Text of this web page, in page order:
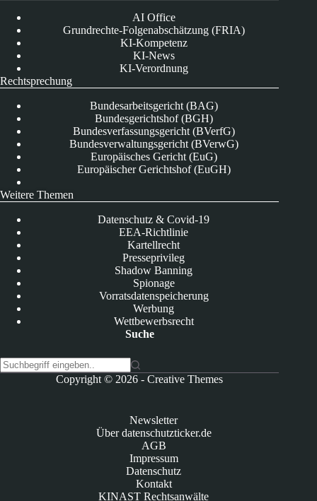
AI Office
Grundrechte-Folgenabschätzung (FRIA)
KI-Kompetenz
KI-News
KI-Verordnung
Rechtsprechung
Bundesarbeitsgericht (BAG)
Bundesgerichtshof (BGH)
Bundesverfassungsgericht (BVerfG)
Bundesverwaltungsgericht (BVerwG)
Europäisches Gericht (EuG)
Europäischer Gerichtshof (EuGH)
Weitere Themen
Datenschutz & Covid-19
EEA-Richtlinie
Kartellrecht
Presseprivileg
Shadow Banning
Spionage
Vorratsdatenspeicherung
Werbung
Wettbewerbsrecht
Suche
Copyright © 2026 -Creative Themes
Newsletter
Über datenschutzticker.de
AGB
Impressum
Datenschutz
Kontakt
KINAST Rechtsanwälte